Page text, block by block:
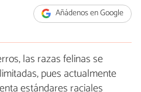
Añádenos en Google
las razas felinas se
pues actualmente